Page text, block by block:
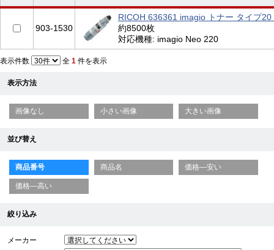
903-1530
RICOH 636361 imagio トナー タイプ20
約8500枚
対応機種: imagio Neo 220
表示件数 全 1 件を表示
表示方法
画像なし 小さい画像 大きい画像
並び替え
商品番号 商品名 価格—安い
価格—高い
絞り込み
メーカー